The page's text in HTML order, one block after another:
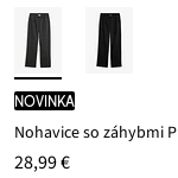
novinka
28,99 €